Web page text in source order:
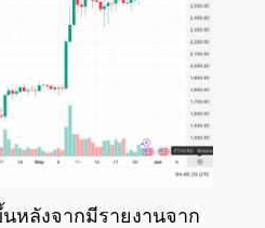
หลังจากมีรายงานจาก